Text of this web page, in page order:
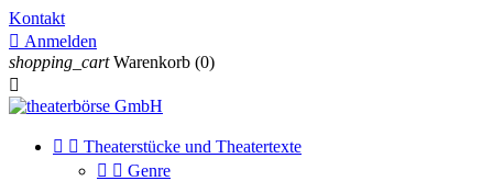
Kontakt
 Anmelden
shopping_cart Warenkorb (0)

  Theaterstücke und Theatertexte
  Genre